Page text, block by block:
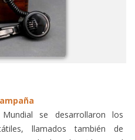
se desarrollaron los
llamados también de